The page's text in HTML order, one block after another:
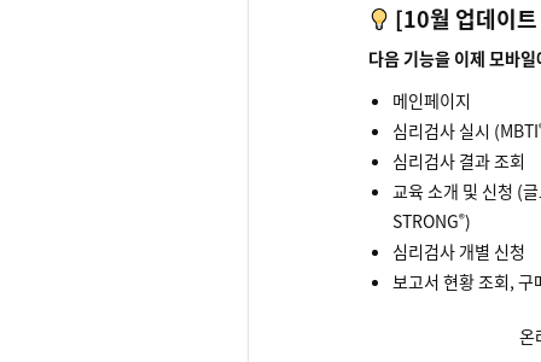
[10월 업데이
다음 기능을 이제 모바
메인페이지
심리검사 실시 (MBTI
심리검사 결과 조회
교육 소개 및 신청 (
STRONG®)
심리검사 개별 신청
보고서 현황 조회, 구
온